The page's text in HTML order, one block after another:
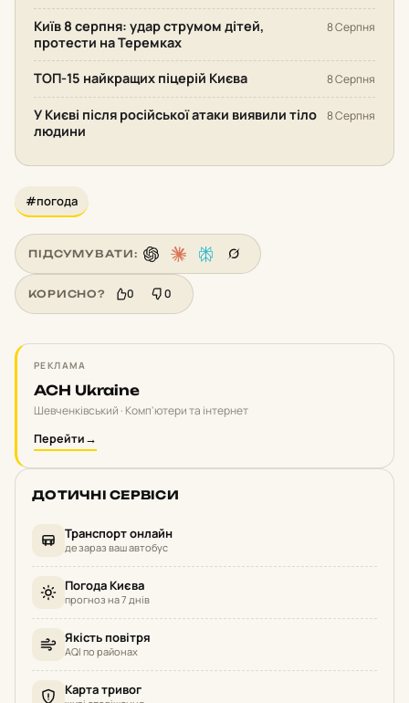
Київ 8 серпня: удар струмом дітей,
протести на Теремках
8 Серпня
ТОП-15 найкращих піцерій Києва 8 Серпня
У Києві після російської атаки виявили тіло
людини
8 Серпня
#погода
ПІДСУМУВАТИ:
КОРИСНО? 0 0
РЕКЛАМА
ACH Ukraine
Шевченківський · Комп'ютери та інтернет
Перейти→
ДОТИЧНІ СЕРВІСИ
Транспорт онлайн
де зараз ваш автобус
Погода Києва
прогноз на 7 днів
Якість повітря
AQI по районах
Карта тривог